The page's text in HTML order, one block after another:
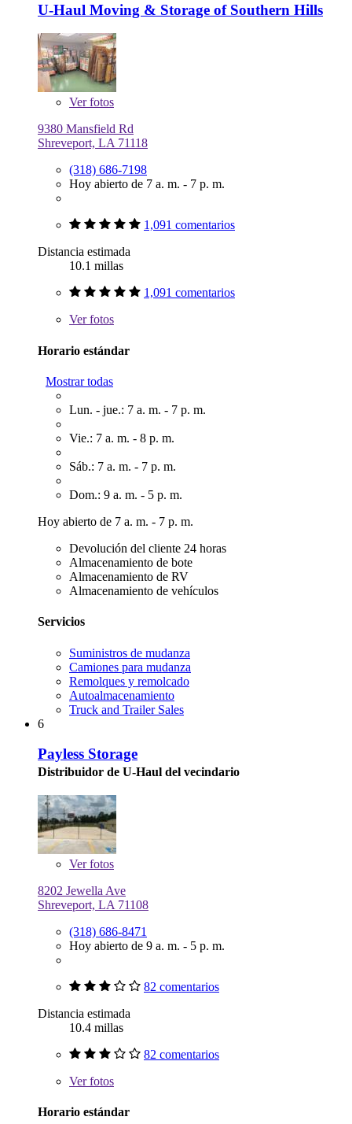
U-Haul Moving & Storage of Southern Hills
Verfotos
9380 Mansfield Rd
Shreveport, LA 71118
(318) 686-7198
Hoy abierto de 7 a. m. - 7 p. m.
1,091 comentarios
Distancia estimada
10.1 millas
1,091 comentarios
Verfotos
Horario estándar
Mostrar todas
Lun. - jue.: 7 a. m. - 7 p. m.
Vie.: 7 a. m. - 8 p. m.
Sáb.: 7 a. m. - 7 p. m.
Dom.: 9 a. m. - 5 p. m.
Hoy abierto de 7 a. m. - 7 p. m.
Devolución del cliente 24 horas
Almacenamiento de bote
Almacenamiento de RV
Almacenamiento de vehículos
Servicios
Suministros de mudanza
Camiones para mudanza
Remolques y remolcado
Autoalmacenamiento
Truck and Trailer Sales
6
Payless Storage
Distribuidor de U-Haul del vecindario
Verfotos
8202 Jewella Ave
Shreveport, LA 71108
(318) 686-8471
Hoy abierto de 9 a. m. - 5 p. m.
82 comentarios
Distancia estimada
10.4 millas
82 comentarios
Verfotos
Horario estándar